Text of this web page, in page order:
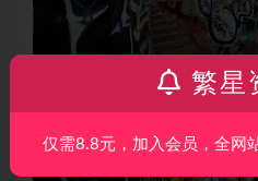
繁星
仅需8.8元，加入会员，全网